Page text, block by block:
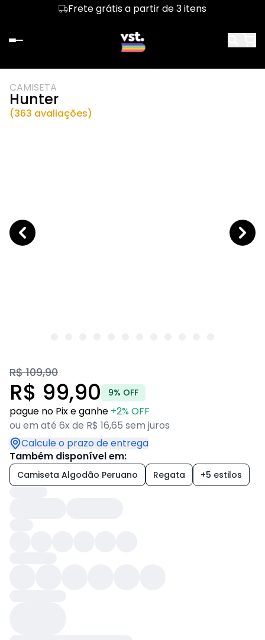
Frete grátis a partir de 3 itens
CAMISETA
Hunter
(363 avaliações)
R$ 109,90
R$ 99,90 9% OFF
pague no Pix e ganhe +2% OFF
ou em até 6x de R$ 16,65 sem juros
Calcule o prazo de entrega
Também disponível em:
Camiseta Algodão Peruano Regata +5 estilos